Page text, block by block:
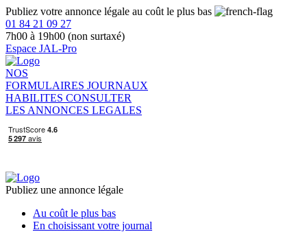
Publiez votre annonce légale au coût le plus bas
01 84 21 09 27
7h00 à 19h00 (non surtaxé)
Espace JAL-Pro
NOS
FORMULAIRES JOURNAUX
HABILITES CONSULTER
LES ANNONCES LEGALES
Publiez une annonce légale
Au coût le plus bas
En choisissant votre journal